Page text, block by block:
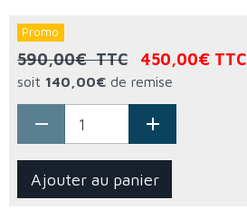
Promo
590,00€ TTC 450,00€ TTC
soit 140,00€ de remise
Ajouter au panier